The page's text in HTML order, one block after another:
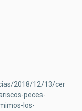
2018/12/13/cer
peces-
los-